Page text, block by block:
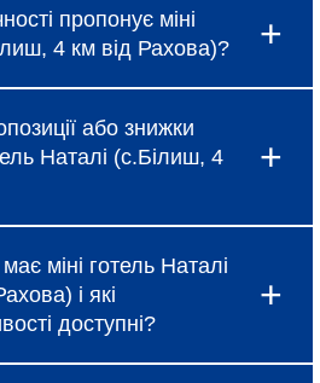
і залежать від вибраного
наявності спеціальних
можна дізнатися під час
пропонує міні
4 км від Рахова)?
щоденне прибирання та
Крім того, в міні готель
від Рахова) доступні
ресторан, бар, спа-салон,
зали та трансфер до
або знижки
Наталі (с.Білиш, 4
акційні тарифи, знижки при
та спеціальні пакети для
або бізнес-поїздок. Для
інформації
міні готель Наталі
і які
доступні?